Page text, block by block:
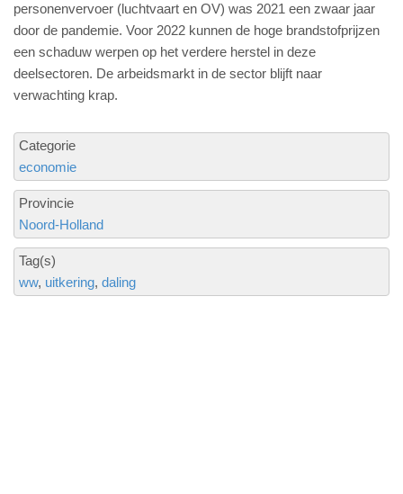
personenvervoer (luchtvaart en OV) was 2021 een zwaar jaar
door de pandemie. Voor 2022 kunnen de hoge brandstofprijzen
een schaduw werpen op het verdere herstel in deze
deelsectoren. De arbeidsmarkt in de sector blijft naar
verwachting krap.
Categorie
economie
Provincie
Noord-Holland
Tag(s)
ww uitkering daling